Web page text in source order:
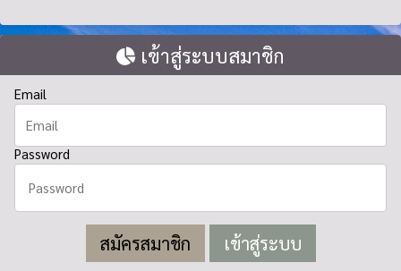
เข้าสู่ระบบสมาชิก
Email
Password
สมัครสมาชิก